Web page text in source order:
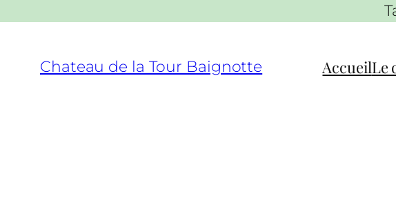
contenu
Chateau de la Tour Baignotte AccueilLe